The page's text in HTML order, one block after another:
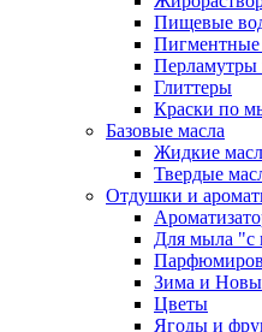
Пищевые
Пигментные
Глиттеры
Краски по
Базовые масла
Жидкие
Твердые
Отдушки и
Для мыла "с
Зима и
Цветы
Ягоды и